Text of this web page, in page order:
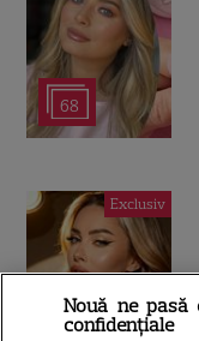
68
Exclusiv
16
Nouă ne pasă
confidențiale